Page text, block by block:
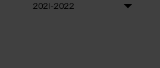
2021-2022